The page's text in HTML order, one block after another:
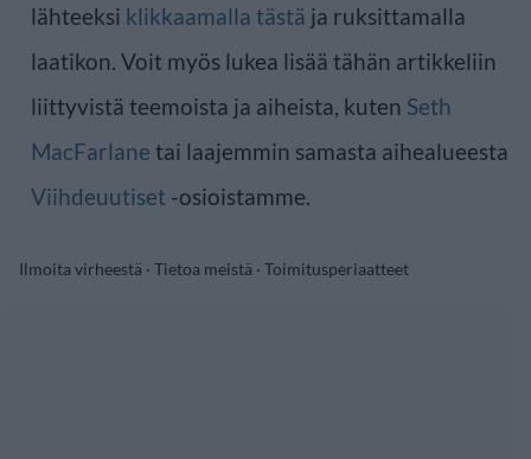
lähteeksi klikkaamalla tästä ja ruksittamalla
laatikon. Voit myös lukea lisää tähän artikkeliin
liittyvistä teemoista ja aiheista, kuten Seth
MacFarlane tai laajemmin samasta aihealueesta
Viihdeuutiset -osioistamme.
Ilmoita virheestä · Tietoa meistä · Toimitusperiaatteet